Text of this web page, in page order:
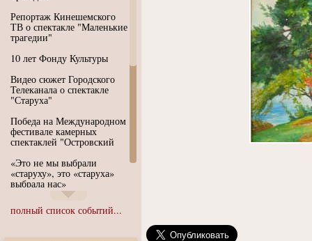
Репортаж Кинешемского
ТВ о спектакле "Маленькие
трагедии"
10 лет Фонду Культуры
Видео сюжет Городского
Телеканала о спектакле
"Старуха"
Победа на Международном
фестивале камерных
спектаклей "Островский
«Это не мы выбрали
«старуху», это «старуха»
выбрала нас»
Иммерсивный спектакль
"Язык чистого полета
полный список событий...